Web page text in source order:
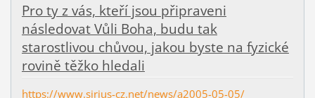
Pro ty z vás, kteří jsou připraveni
následovat Vůli Boha, budu tak
starostlivou chůvou, jakou byste na fyzické
rovině těžko hledali
https://www.sirius-cz.net/news/a2005-05-05/